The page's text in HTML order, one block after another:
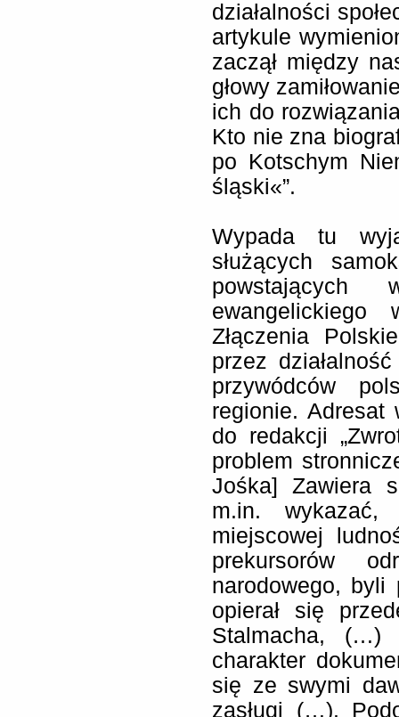
działalności
artykule
zaczął między
głowy
ich do
Kto nie zna
po Kotschym
śląski«”.
Wypada tu
służących
powstających
Złączenia
przez
przywódców
regionie. Adresat
do redakcji
problem
Jośka] Zawiera
m.in. wykazać,
miejscowej
prekursorów
narodowego,
opierał się
Stalmacha,
charakter
się ze swymi
zasługi (…).